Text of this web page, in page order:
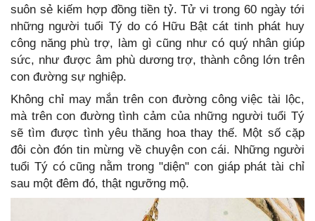
suôn sẻ kiếm hợp đồng tiền tỷ. Tử vi trong 60 ngày tới
những người tuổi Tý do có Hữu Bật cát tinh phát huy
công năng phù trợ, làm gì cũng như có quý nhân giúp
sức, như được âm phù dương trợ, thành công lớn trên
con đường sự nghiệp.
Không chỉ may mắn trên con đường công việc tài lộc,
mà trên con đường tình cảm của những người tuổi Tý
sẽ tìm được tình yêu thăng hoa thay thế. Một số cặp
đôi còn đón tin mừng về chuyện con cái. Những người
tuổi Tý có cũng nằm trong "diện" con giáp phát tài chỉ
sau một đêm đó, thật ngưỡng mộ.